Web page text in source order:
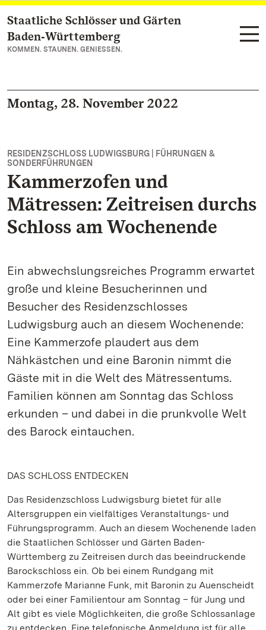
Zum Hauptinhalt springen
Staatliche Schlösser und Gärten
Baden‑Württemberg
KOMMEN. STAUNEN. GENIESSEN.
Montag, 28. November 2022
RESIDENZSCHLOSS LUDWIGSBURG | FÜHRUNGEN &
SONDERFÜHRUNGEN
Kammerzofen und
Mätressen: Zeitreisen durchs
Schloss am Wochenende
Ein abwechslungsreiches Programm erwartet
große und kleine Besucherinnen und
Besucher des Residenzschlosses
Ludwigsburg auch an diesem Wochenende:
Eine Kammerzofe plaudert aus dem
Nähkästchen und eine Baronin nimmt die
Gäste mit in die Welt des Mätressentums.
Familien können am Sonntag das Schloss
erkunden – und dabei in die prunkvolle Welt
des Barock eintauchen.
DAS SCHLOSS ENTDECKEN
Das Residenzschloss Ludwigsburg bietet für alle
Altersgruppen ein vielfältiges Veranstaltungs- und
Führungsprogramm. Auch an diesem Wochenende laden
die Staatlichen Schlösser und Gärten Baden-
Württemberg zu Zeitreisen durch das beeindruckende
Barockschloss ein. Ob bei einem Rundgang mit
Kammerzofe Marianne Funk, mit Baronin zu Auenscheidt
oder bei einer Familientour am Sonntag – für Jung und
Alt gibt es viele Möglichkeiten, die große Schlossanlage